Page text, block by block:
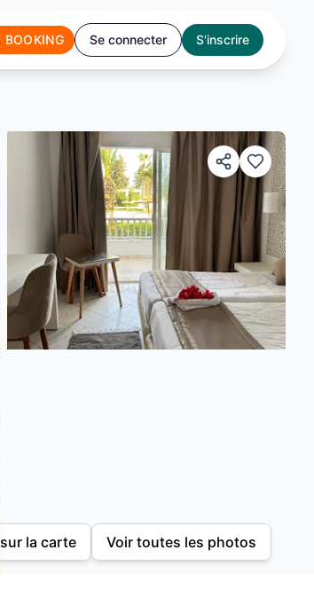
BOOKING Se connecter S'inscrire
la carte Voir toutes les photos